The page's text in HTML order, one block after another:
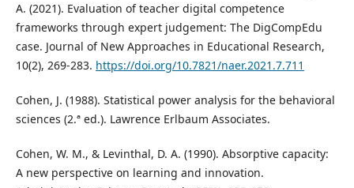
A. (2021). Evaluation of teacher digital competence
frameworks through expert judgement: The DigCompEdu
case. Journal of New Approaches in Educational Research,
10(2), 269-283. https://doi.org/10.7821/naer.2021.7.711
Cohen, J. (1988). Statistical power analysis for the behavioral
sciences (2.ª ed.). Lawrence Erlbaum Associates.
Cohen, W. M., & Levinthal, D. A. (1990). Absorptive capacity:
A new perspective on learning and innovation.